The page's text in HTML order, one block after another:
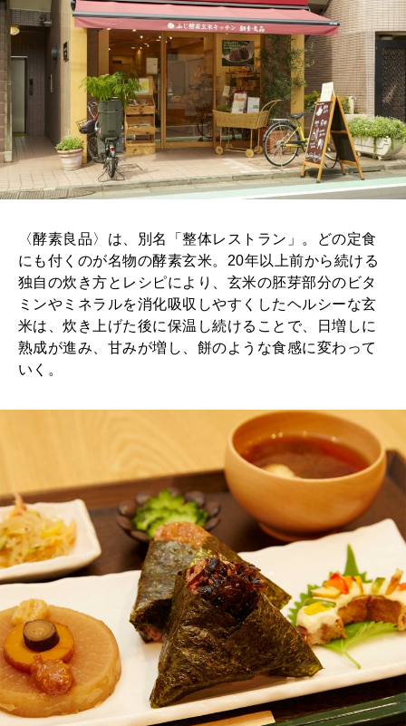
2026年2月号「良運を掴む 新・開運術。」
2026年1月号「猫がいれば、幸せ」
2025年12月号「お酒の新常識。」
〈酵素良品〉は、別名「整体レストラン」。どの定食
にも付くのが名物の酵素玄米。20年以上前から続ける
独自の炊き方とレシピにより、玄米の胚芽部分のビタ
ミンやミネラルを消化吸収しやすくしたヘルシーな玄
米は、炊き上げた後に保温し続けることで、日増しに
熟成が進み、甘みが増し、餅のような食感に変わって
いく。